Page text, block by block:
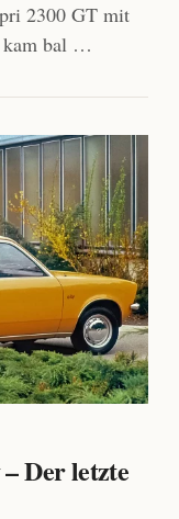
2300 GT mit
kam bal …
Der letzte